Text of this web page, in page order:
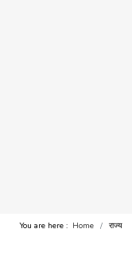
You are here : Home राज्य